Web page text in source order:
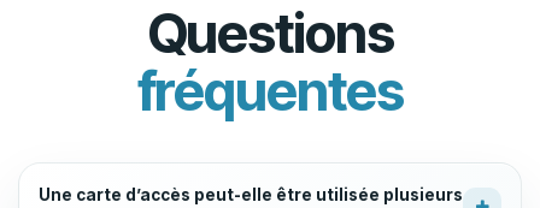
Questions
fréquentes
Une carte d’accès peut-elle être utilisée plusieurs